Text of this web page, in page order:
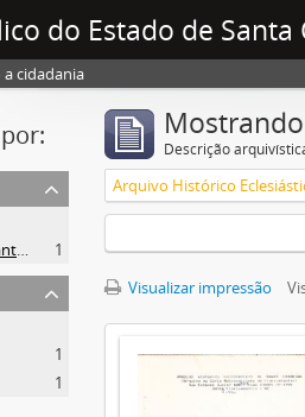
do Estado de Santa
cidadania
Arquivo Histórico Eclesiástico de Santa Catarina
1
1
1
Descrição
Visualizar impressão